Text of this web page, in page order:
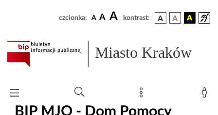
czcionka: A A A kontrast:
Miasto Kraków
BIP MJO - Dom Pomocy